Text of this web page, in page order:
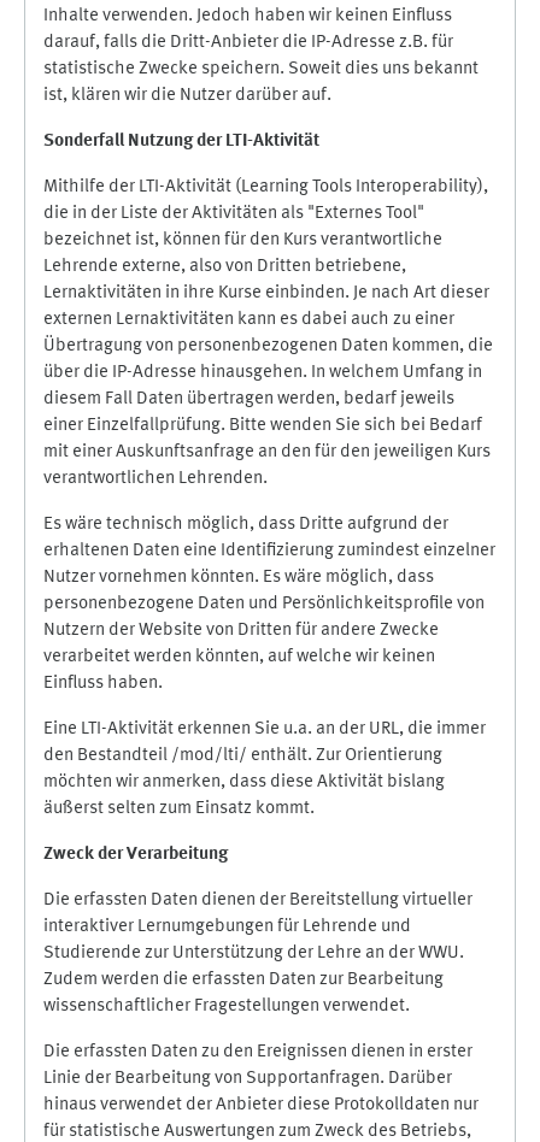
Inhalte verwenden. Jedoch haben wir keinen Einfluss
darauf, falls die Dritt-Anbieter die IP-Adresse z.B. für
statistische Zwecke speichern. Soweit dies uns bekannt
ist, klären wir die Nutzer darüber auf.
Sonderfall Nutzung der LTI-Aktivität
Mithilfe der LTI-Aktivität (Learning Tools Interoperability),
die in der Liste der Aktivitäten als "Externes Tool"
bezeichnet ist, können für den Kurs verantwortliche
Lehrende externe, also von Dritten betriebene,
Lernaktivitäten in ihre Kurse einbinden. Je nach Art dieser
externen Lernaktivitäten kann es dabei auch zu einer
Übertragung von personenbezogenen Daten kommen, die
über die IP-Adresse hinausgehen. In welchem Umfang in
diesem Fall Daten übertragen werden, bedarf jeweils
einer Einzelfallprüfung. Bitte wenden Sie sich bei Bedarf
mit einer Auskunftsanfrage an den für den jeweiligen Kurs
verantwortlichen Lehrenden.
Es wäre technisch möglich, dass Dritte aufgrund der
erhaltenen Daten eine Identifizierung zumindest einzelner
Nutzer vornehmen könnten. Es wäre möglich, dass
personenbezogene Daten und Persönlichkeitsprofile von
Nutzern der Website von Dritten für andere Zwecke
verarbeitet werden könnten, auf welche wir keinen
Einfluss haben.
Eine LTI-Aktivität erkennen Sie u.a. an der URL, die immer
den Bestandteil /mod/lti/ enthält. Zur Orientierung
möchten wir anmerken, dass diese Aktivität bislang
äußerst selten zum Einsatz kommt.
Zweck der Verarbeitung
Die erfassten Daten dienen der Bereitstellung virtueller
interaktiver Lernumgebungen für Lehrende und
Studierende zur Unterstützung der Lehre an der WWU.
Zudem werden die erfassten Daten zur Bearbeitung
wissenschaftlicher Fragestellungen verwendet.
Die erfassten Daten zu den Ereignissen dienen in erster
Linie der Bearbeitung von Supportanfragen. Darüber
hinaus verwendet der Anbieter diese Protokolldaten nur
für statistische Auswertungen zum Zweck des Betriebs,